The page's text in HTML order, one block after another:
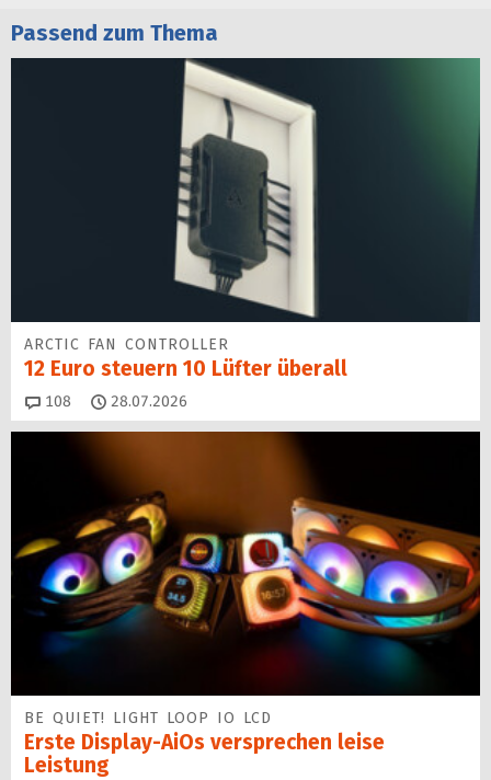
Passend zum Thema
ARCTIC FAN CONTROLLER
12 Euro steuern 10 Lüfter überall
108 Kommentare
28.07.2026
BE QUIET! LIGHT LOOP IO LCD
Erste Display-AiOs versprechen leise
Leistung